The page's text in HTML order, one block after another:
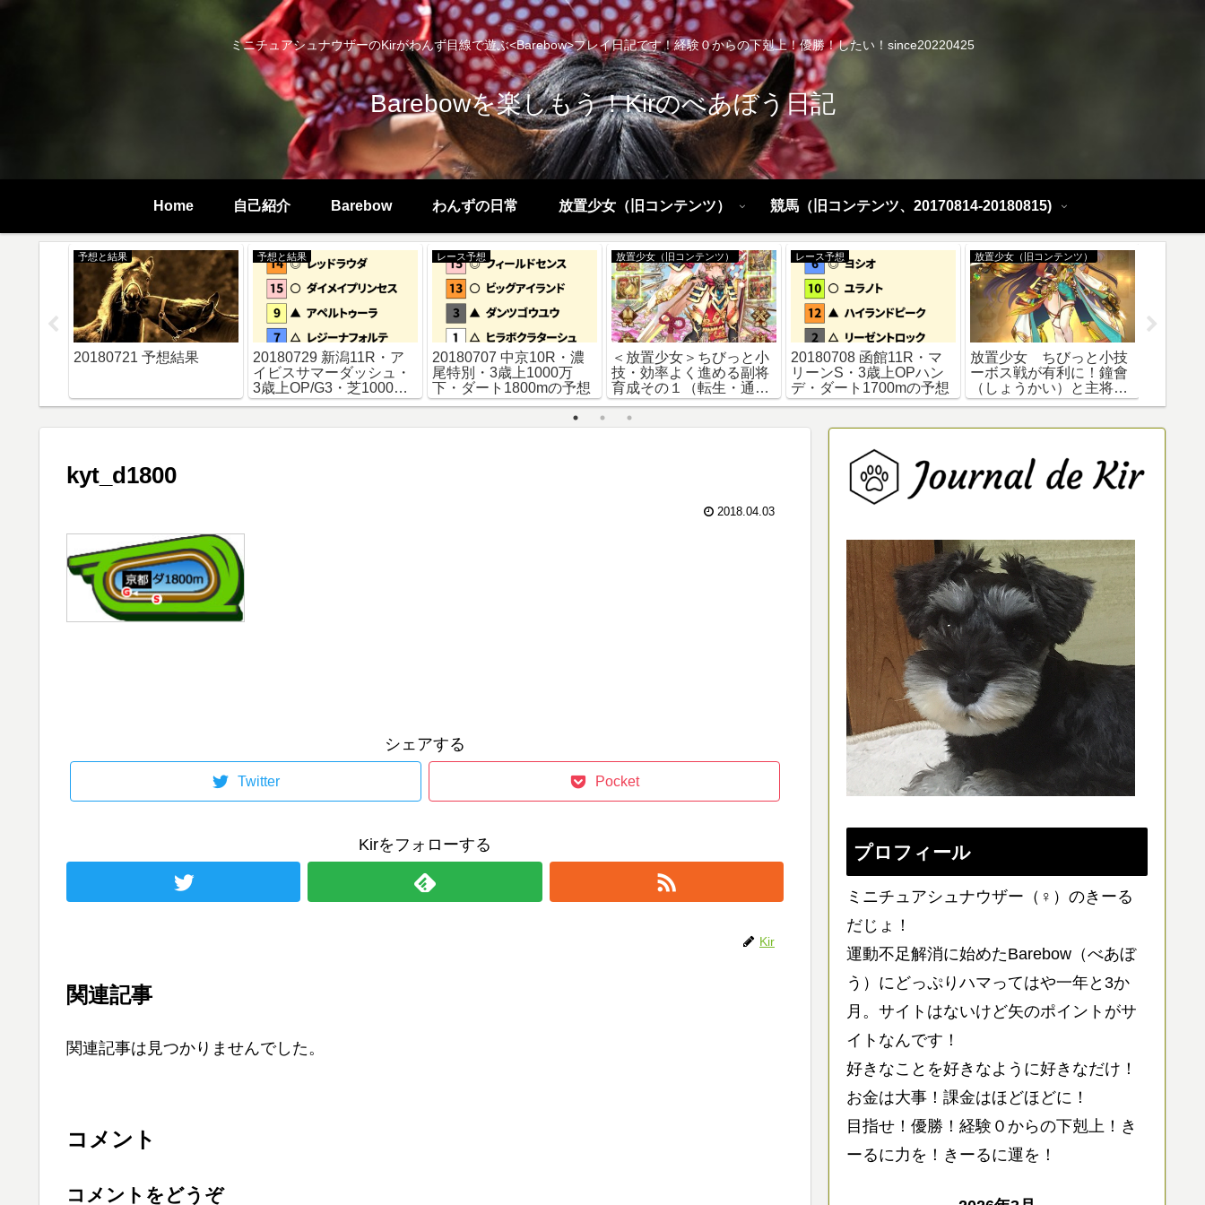
ミニチュアシュナウザーのKirがわんず目線で遊ぶ<Barebow>プレイ日記です！経験０からの下剋上！優勝！したい！since20220425
Barebowを楽しもう！Kirのべあぼう日記
Home 自己紹介 Barebow わんずの日常 放置少女（旧コンテンツ） 競馬（旧コンテンツ、20170814-20180815)
予想と結果
20180721 予想結果
予想と結果
20180729 新潟11R・ア
イビスサマーダッシュ・
3歳上OP/G3・芝1000m
の予想
レース予想
20180707 中京10R・濃
尾特別・3歳上1000万
下・ダート1800mの予想
放置少女（旧コンテンツ）
＜放置少女＞ちびっと小
技・効率よく進める副将
育成その１（転生・通常
戦闘効率化・闘技場）
レース予想
20180708 函館11R・マ
リーンS・3歳上OPハン
デ・ダート1700mの予想
放置少女（旧コンテンツ）
放置少女 ちびっと小技
ーボス戦が有利に！鐘會
（しょうかい）と主将武
将の眩暈ループ技ー
実際（
kyt_d1800
2018.04.03
シェアする
Twitter Pocket
Kirをフォローする
Kir
関連記事
関連記事は見つかりませんでした。
コメント
コメントをどうぞ
プロフィール
ミニチュアシュナウザー（♀）のきーる
だじょ！
運動不足解消に始めたBarebow（べあぼ
う）にどっぷりハマってはや一年と3か
月。サイトはないけど矢のポイントがサ
イトなんです！
好きなことを好きなように好きなだけ！
お金は大事！課金はほどほどに！
目指せ！優勝！経験０からの下剋上！き
ーるに力を！きーるに運を！